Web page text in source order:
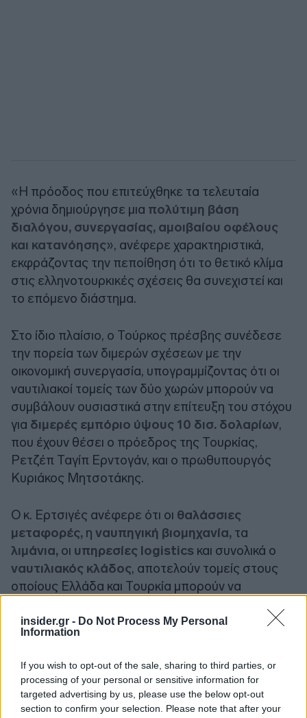
insider.gr - Do Not Process My Personal
Information
If you wish to opt-out of the sale, sharing to third parties, or
processing of your personal or sensitive information for
targeted advertising by us, please use the below opt-out
section to confirm your selection. Please note that after your
«Η πρόοδος που επιτεύχθηκε τα τελευταία
χρόνια δημιούργησε μια πολύτιμη βάση
διαλόγου, συνεργασίας, αμοιβαίου οφέλους
και κατανόησης», ανέφερε χαρακτηριστικά,
εκφράζοντας την πεποίθηση ότι το θετικό κλίμα
στις ελληνοτουρκικές σχέσεις θα συνεχιστεί και
το επόμενο διάστημα.
Στο ίδιο πλαίσιο, ο Τούρκος πρέσβης συνέδεσε
την πορεία των διμερών σχέσεων με την
οικονομική συνεργασία, υπογραμμίζοντας ότι οι
ναυτιλιακοί τομείς των δύο χωρών μπορούν να
συμβάλουν ουσιαστικά στην επίτευξη του στόχου
για διμερές εμπόριο ύψους 10 δισ. δολαρίων,
που έχουν θέσει ο πρόεδρος της Τουρκίας,
Ρετζέπ Ταγίπ Ερντογάν, και ο πρωθυπουργός
Κυριάκος Μητσοτάκης.
Ο κ. Ερτσιγές ανέφερε ότι οι θαλάσσιες
μεταφορές, η ναυπηγική βιομηχανία, τα
λιμάνια, οι υπηρεσίες logistics και συνολικά ο
ναυτιλιακός κλάδος, αποτελούν τομείς στους
οποίους Ελλάδα και Τουρκία μπορούν να
αμοιβαίο όφελος.